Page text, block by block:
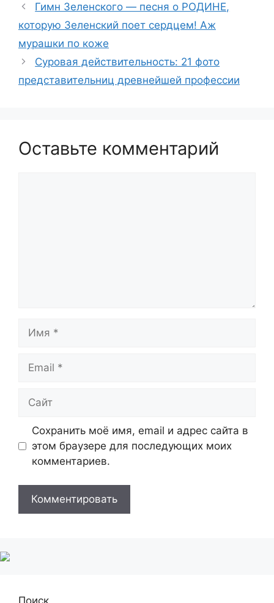
Гимн Зеленского — песня о РОДИНЕ,
которую Зеленский поет сердцем! Аж
мурашки по коже
Суровая действительность: 21 фото
представительниц древнейшей профессии
Оставьте комментарий
Имя
Email
Сайт
Сохранить моё имя, email и адрес сайта в
этом браузере для последующих моих
комментариев.
Поиск